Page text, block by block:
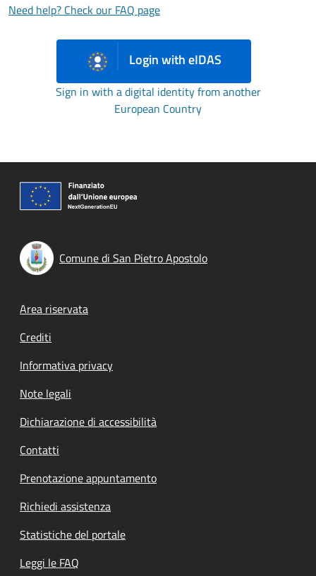
Need help? Check our FAQ page
Login with eIDAS
Sign in with a digital identity from another
European Country
Comune di San Pietro Apostolo
Footer menu
Area riservata
Crediti
Informativa privacy
Note legali
Dichiarazione di accessibilità
Contatti
Prenotazione appuntamento
Richiedi assistenza
Statistiche del portale
Leggi le FAQ